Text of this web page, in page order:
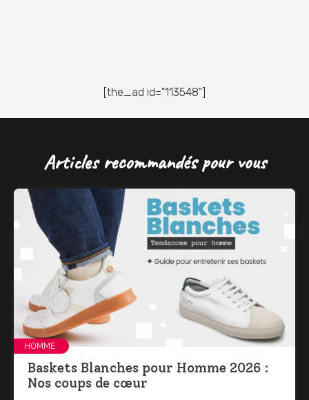
[the_ad id="113548"]
Articles recommandés pour vous
HOMME
Baskets Blanches pour Homme 2026 :
Nos coups de cœur